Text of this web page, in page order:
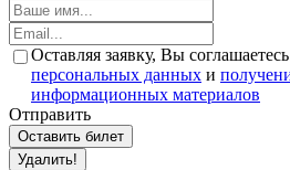
Оставляя заявку, Вы
персональных данных и
информационных материалов
Отправить
Оставить билет
Удалить!